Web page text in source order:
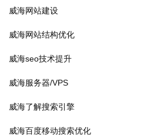
威海网站建设
威海网站结构优化
威海seo技术提升
威海服务器/VPS
威海了解搜索引擎
威海百度移动搜索优化